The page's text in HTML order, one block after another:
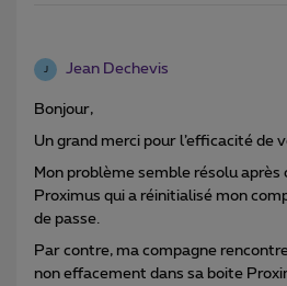
J Jean Dechevis
Bonjour,
Un grand merci pour l’efficacité de
Mon problème semble résolu après
Proximus qui a réinitialisé mon
de passe.
Par contre, ma compagne
non effacement dans sa boite